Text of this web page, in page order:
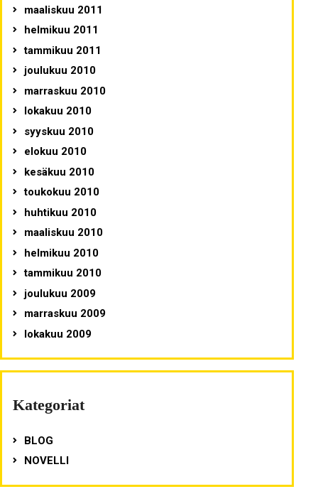
maaliskuu 2011
helmikuu 2011
tammikuu 2011
joulukuu 2010
marraskuu 2010
lokakuu 2010
syyskuu 2010
elokuu 2010
kesäkuu 2010
toukokuu 2010
huhtikuu 2010
maaliskuu 2010
helmikuu 2010
tammikuu 2010
joulukuu 2009
marraskuu 2009
lokakuu 2009
Kategoriat
BLOG
NOVELLI